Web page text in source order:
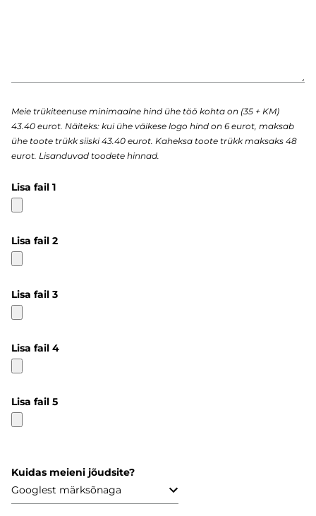
Meie trükiteenuse minimaalne hind ühe töö kohta on (35 + KM)
43.40 eurot. Näiteks: kui ühe väikese logo hind on 6 eurot, maksab
ühe toote trükk siiski 43.40 eurot. Kaheksa toote trükk maksaks 48
eurot. Lisanduvad toodete hinnad.
Lisa fail 1
Lisa fail 2
Lisa fail 3
Lisa fail 4
Lisa fail 5
Kuidas meieni jõudsite?